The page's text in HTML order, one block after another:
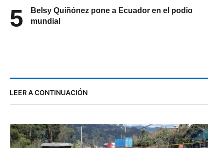
5
Belsy Quiñónez pone a Ecuador en el podio
mundial
LEER A CONTINUACIÓN